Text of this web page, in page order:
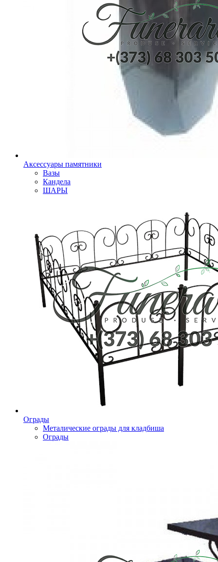
Аксессуары памятники
Вазы
Кандела
ШАРЫ
Ограды
Металические ограды для кладбиша
Ограды